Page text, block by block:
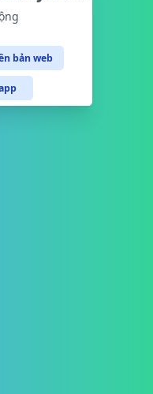
bản web